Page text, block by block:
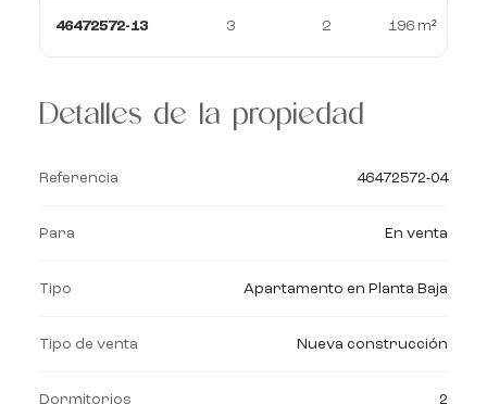
46472572-13 3 2 196 m²
Detalles de la propiedad
Referencia 46472572-04
Para En venta
Tipo Apartamento en Planta Baja
Tipo de venta Nueva construcción
Dormitorios 2